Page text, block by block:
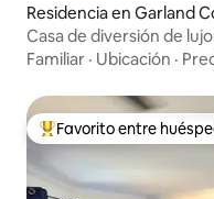
Residencia en Garland
Casa de diversión de
Familiar · Ubicación ·
De los mejores en
Favorito entre